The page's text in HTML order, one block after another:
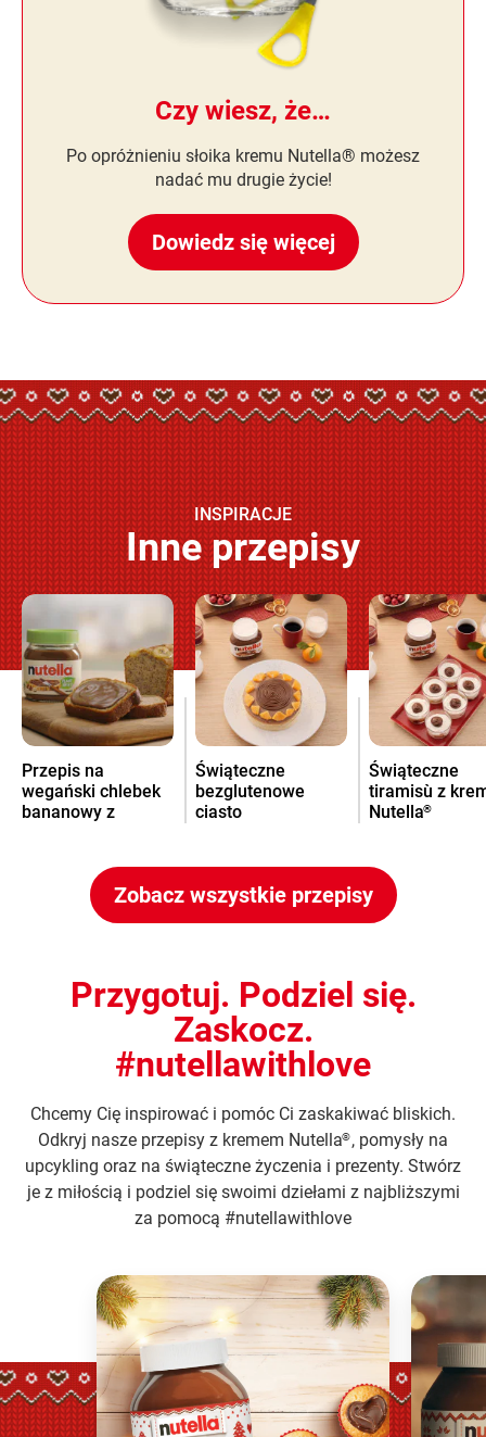
Czy wiesz, że…
Po opróżnieniu słoika kremu Nutella® możesz
nadać mu drugie życie!
Dowiedz się więcej
INSPIRACJE
Inne przepisy
Przepis na
wegański chlebek
bananowy z
Świąteczne
bezglutenowe
ciasto
Świąteczne
tiramisù z
Nutella®
Zobacz wszystkie przepisy
Przygotuj. Podziel się.
Zaskocz.
#nutellawithlove
Chcemy Cię inspirować i pomóc Ci zaskakiwać bliskich.
Odkryj nasze przepisy z kremem Nutella®, pomysły na
upcykling oraz na świąteczne życzenia i prezenty. Stwórz
je z miłością i podziel się swoimi dziełami z najbliższymi
za pomocą #nutellawithlove